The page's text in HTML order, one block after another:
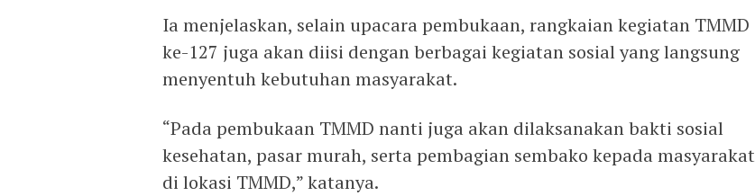
Ia menjelaskan, selain upacara pembukaan, rangkaian kegiatan TMMD
ke-127 juga akan diisi dengan berbagai kegiatan sosial yang langsung
menyentuh kebutuhan masyarakat.
“Pada pembukaan TMMD nanti juga akan dilaksanakan bakti sosial
kesehatan, pasar murah, serta pembagian sembako kepada masyarakat
di lokasi TMMD,” katanya.